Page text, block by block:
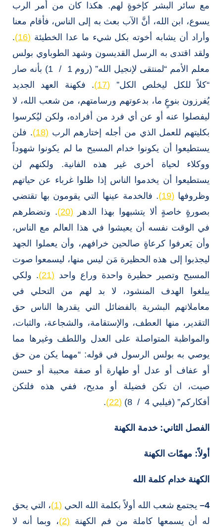
مع سائر البشر كإخوةٍ لهم. هكذا كان من أمر الرب
يسوع، ابن الله، أنَّ الآب بعث به إلى الناس، فأقام معنا
وأراد أن يشابه أخوته بكل شيء ما عدا الخطيئة (16)
.
ولقد اقتدى به الرسل القديسون وشهد الطوباوي بولس
معلم الأمم “لمنتقى لإنجيل الله” (روم 1 / 1) بأنه صار
“كلاً للكل ليخلص الكل” (17)
. فكهنة العهد الجديد
يُفرزون بنوعٍ ما، بدعوتهم ورسامتهم، من شعب الله، لا
ليفصلوا عنه أو عن أي فرد من أفراده، ولكن ليُكرسوا
بكليتهم للعمل الذي من أجله إختارهم الرب (18)
. فلن
يستطيعوا أن يكونوا خدام المسيح ما لم يكونوا شهوداً
ووكلاء لحياة أخرى غير هذه الفانية. ولكنهم لن
يستطيعوا أن يخدموا الناس إذا ظلوا غرباء عن حياتهم
وظروفها (19)
. فالخدمة عينها التي يقومون بها تقتضي
بصورةٍ خاصةٍ ألا يتشبهوا بهذا الدهر (20)
. وتضطرهم
في الوقت نفسه أن يعيشوا في هذا العالم مع الناس،
وأن يَعرفوا كرعاةٍ صالحين خرافهم، وأن يعملوا الجهد
ليجذبوا إلى هذه الحظيرة مَن ليس منها، ليسمعوا صوت
المسيح وتصير حظيرة واحدة وراع واحد (21)
. ولكي
يبلغوا الهدف المنشود، لا بد لهم من التحلي في
معاملاتهم البشرية بالفضائل التي يقدرها الناس حق
التقدير، منها العطف، والإستقامة، والشجاعة، والثبات،
والمواظبة المتواصلة على العدل واللطف وغيرها مما
يوصي به بولس الرسول في قوله: “مهما يكن من حق
أو عفاف أو عدل أو طهارة أو صفة محببة أو حسن
صيت، ان تكن فضيلة أو مديح، ففي هذه فلتكن
أفكاركم” (فيلبي 4 / 8)
(22)
.
الفصل الثاني: خدمة الكهنة
أولاً: مهمّات الكهنة
الكهنة خدام كلمة الله
4
– يجتمع شعب الله أولاً بكلمة الله الحي (1)
، التي يحق
له أن يسمعها كاملة من فم الكهنة (2)
، وبما أنه لا